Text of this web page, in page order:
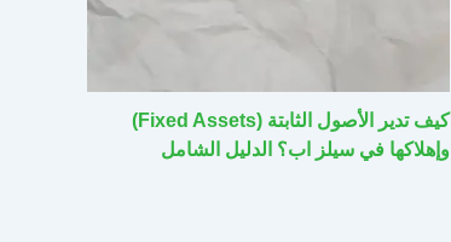
كيف تدير الأصول الثابتة (Fixed Assets)
وإهلاكها في سيلز اب؟ الدليل الشامل